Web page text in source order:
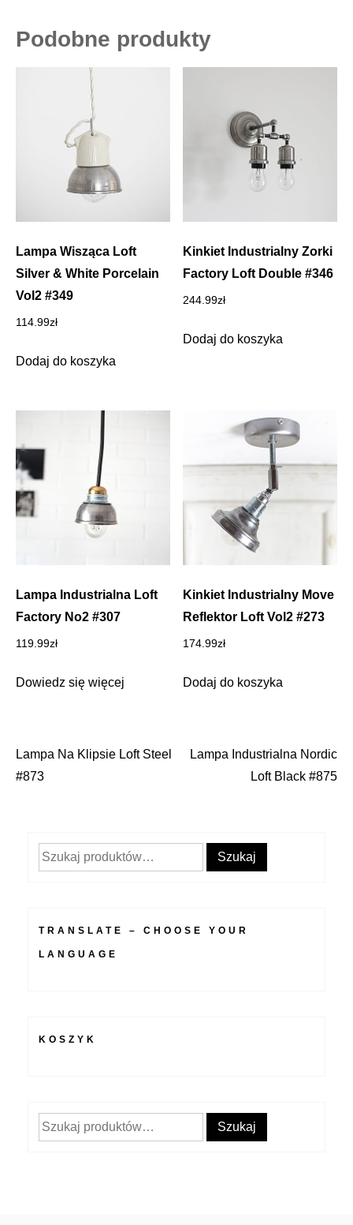
Podobne produkty
Lampa Wisząca Loft
Silver & White Porcelain
Vol2 #349
114.99zł
Dodaj do koszyka
Kinkiet Industrialny Zorki
Factory Loft Double #346
244.99zł
Dodaj do koszyka
Lampa Industrialna Loft
Factory No2 #307
119.99zł
Dowiedz się więcej
Kinkiet Industrialny Move
Reflektor Loft Vol2 #273
174.99zł
Dodaj do koszyka
Nawigacja
Lampa Na Klipsie Loft Steel
#873
Lampa Industrialna Nordic
Loft Black #875
Szukaj: Szukaj
TRANSLATE – CHOOSE YOUR
LANGUAGE
KOSZYK
Szukaj: Szukaj